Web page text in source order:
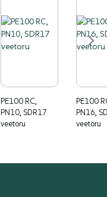
PE100 RC,
PN10, SDR17
veetoru
PE100 RC,
PN16,
veetoru